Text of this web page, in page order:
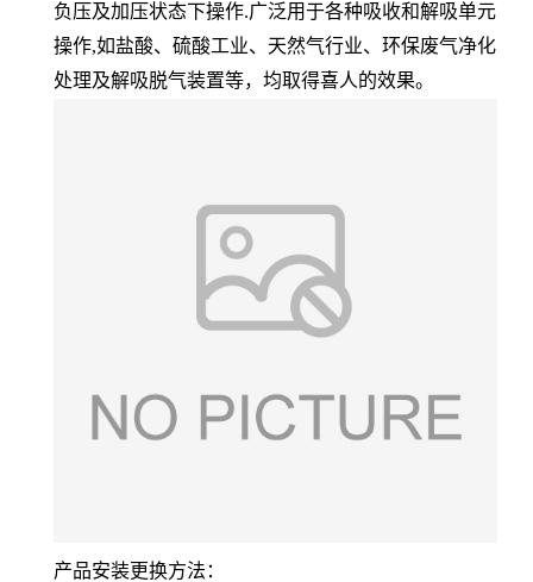
负压及加压状态下操作.广泛用于各种吸收和解吸单元
操作,如盐酸、硫酸工业、天然气行业、环保废气净化
处理及解吸脱气装置等，均取得喜人的效果。
产品安装更换方法：